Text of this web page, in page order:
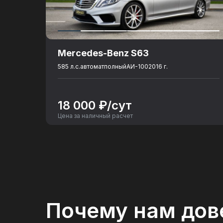
Объем топливного бака: 60
Разгон до 100 км./ч., сек.: 11
Количество посадочных мест: 5
Mercedes-Benz S63
585 л.с.автоматполныйАИ-1002016 г.
18 000 ₽/сут
Цена за наличный расчет
Почему нам